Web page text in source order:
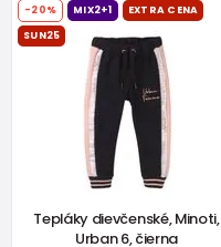
-20% MIX2+1
EXTRA CENA
SUN25
Tepláky dievčenské, Minoti,
Urban 6, čierna